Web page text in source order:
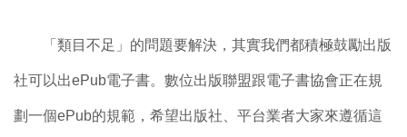
「類目不足」的問題要解決，其實我們都積極鼓勵出版
社可以出ePub電子書。數位出版聯盟跟電子書協會正在規
劃一個ePub的規範，希望出版社、平台業者大家來遵循這